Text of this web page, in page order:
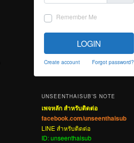
Remember Me
LOGIN
Create account Forgot password?
UNSEENTHAISUB’S NOTE
เพจหลัก สำหรับติดต่อ
facebook.com/unseenthaisub
LINE สำหรับติดต่อ
ID: unseenthaisub